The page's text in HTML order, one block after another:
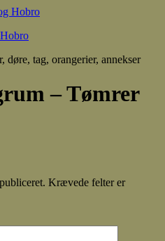
døre, tag, orangerier, annekser
– Tømrer
Krævede felter er